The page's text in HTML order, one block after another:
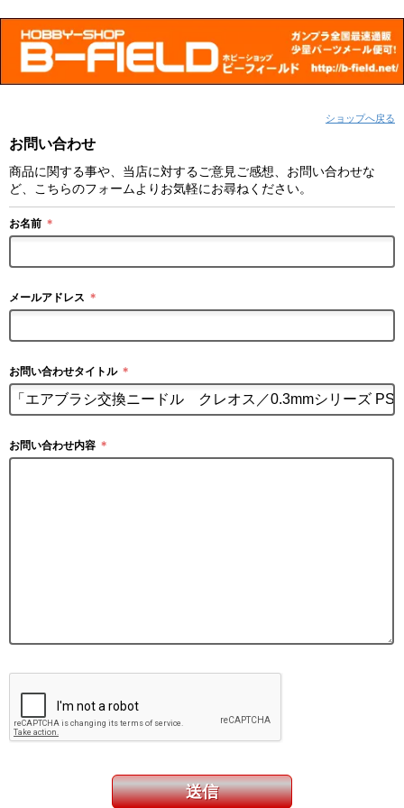
ショップへ戻る
お問い合わせ
商品に関する事や、当店に対するご意見ご感想、お問い合わせな
ど、こちらのフォームよりお気軽にお尋ねください。
お名前 ＊
メールアドレス ＊
お問い合わせタイトル ＊
お問い合わせ内容 ＊